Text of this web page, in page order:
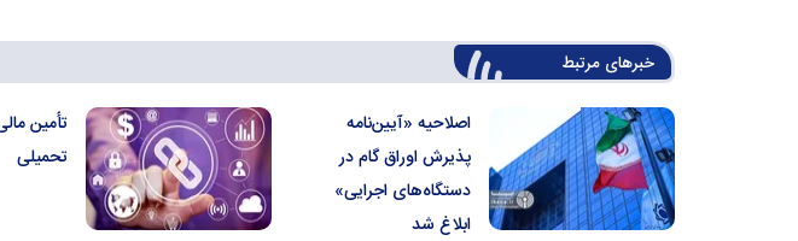
خبرهای مرتبط
اصلاحیه «آیین‌نامه
پذیرش اوراق گام در
دستگاه‌های اجرایی»
ابلاغ شد
تأمین
تحمیلی